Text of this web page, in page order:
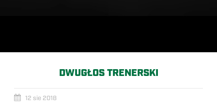
DWUGŁOS TRENERSKI
12 sie 2018